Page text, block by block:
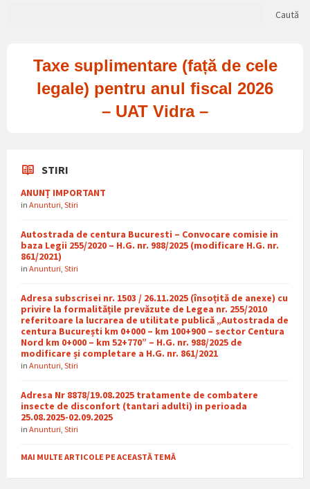
Caută
Taxe suplimentare (față de cele
legale) pentru anul fiscal 2026
– UAT Vidra –
STIRI
ANUNȚ IMPORTANT
in Anunturi Stiri
Autostrada de centura Bucuresti – Convocare comisie in
baza Legii 255/2020 – H.G. nr. 988/2025 (modificare H.G. nr.
861/2021)
in Anunturi Stiri
Adresa subscrisei nr. 1503 / 26.11.2025 (însoțită de anexe) cu
privire la formalitățile prevăzute de Legea nr. 255/2010
referitoare la lucrarea de utilitate publică „Autostrada de
centura București km 0+000 – km 100+900 – sector Centura
Nord km 0+000 – km 52+770” – H.G. nr. 988/2025 de
modificare și completare a H.G. nr. 861/2021
in Anunturi Stiri
Adresa Nr 8878/19.08.2025 tratamente de combatere
insecte de disconfort (tantari adulti) in perioada
25.08.2025-02.09.2025
in Anunturi Stiri
MAI MULTE ARTICOLE PE ACEASTĂ TEMĂ